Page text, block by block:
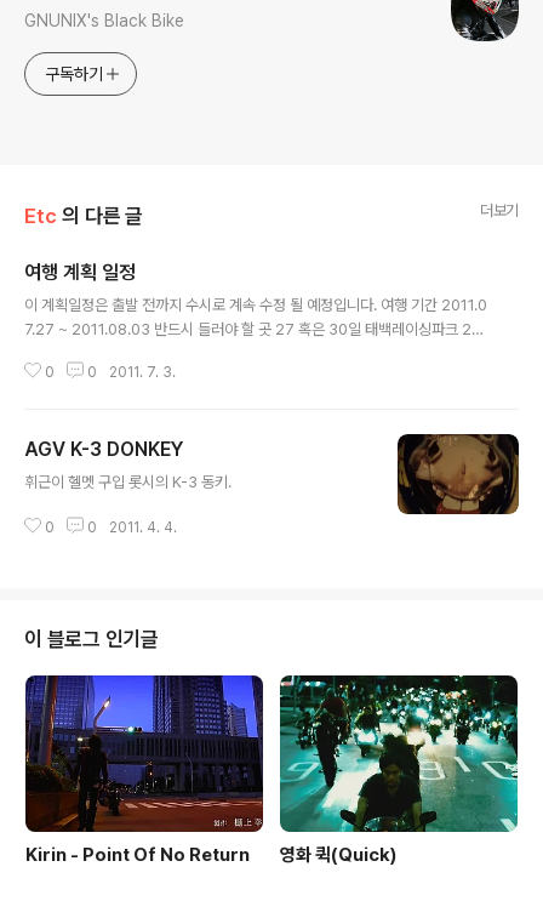
GNUNIX's Black Bike
구독하기
Etc 의 다른 글 더보기
여행 계획 일정
이 계획일정은 출발 전까지 수시로 계속 수정 될 예정입니다. 여행 기간 2011.0
7.27 ~ 2011.08.03 반드시 들러야 할 곳 27 혹은 30일 태백레이싱파크 29
서(태백에 문의)). 27일 새벽에 태백 도착 후 10시 AM에 라이센스 교육 실시
영을 찍을것인가 말것인가(간다면 순창?도 들르고) 대천을 들를것인가 말것인
가. (가면 통영도.(그럼 일은 재대로 할 수 있을라나)) 해야할 일 지산에서 읽을
0 0 2011. 7. 3.
AGV K-3 DONKEY
휘근이 헬멧 구입 롯시의 K-3 동키.
0 0 2011. 4. 4.
이 블로그 인기글
Kirin - Point Of No Return 영화 퀵(Quick)